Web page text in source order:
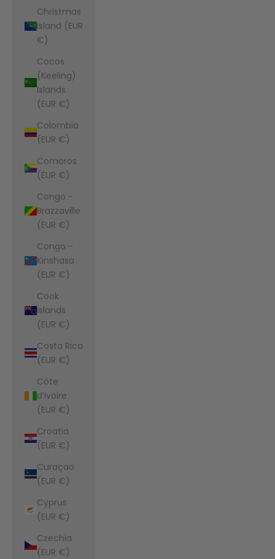
Christmas
Island (EUR
€)
Cocos
(Keeling)
Islands
(EUR €)
Colombia
(EUR €)
Comoros
(EUR €)
Congo -
Brazzaville
(EUR €)
Congo -
Kinshasa
(EUR €)
Cook
Islands
(EUR €)
Costa Rica
(EUR €)
Côte
d’Ivoire
(EUR €)
Croatia
(EUR €)
Curaçao
(EUR €)
Cyprus
(EUR €)
Czechia
(EUR €)